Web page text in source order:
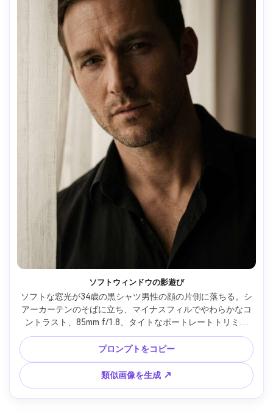
ソフトウィンドウの影遊び
ソフトな窓光が34歳の黒シャツ男性の顔の片側に落ちる。シ
アーカーテンのそばに立ち、マイナスフィルでやわらかなコ
ントラスト、85mm f/1.8、タイトなポートレートトリミン
グ。抑制された色気、リアルな毛穴＆無精ひげ、ムーディな
色調、シャープな焦点 --ar 4:5
プロンプトをコピー
類似画像を生成 ↗